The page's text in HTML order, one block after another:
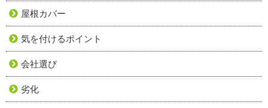
屋根カバー
気を付けるポイント
会社選び
劣化